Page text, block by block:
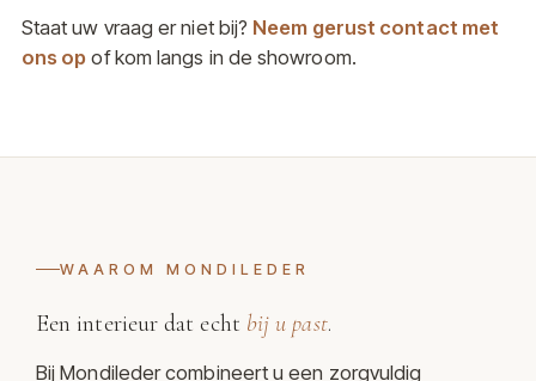
Staat uw vraag er niet bij? Neem gerust contact met
ons op of kom langs in de showroom.
WAAROM MONDILEDER
Een interieur dat echt bij u past.
Bij Mondileder combineert u een zorgvuldig